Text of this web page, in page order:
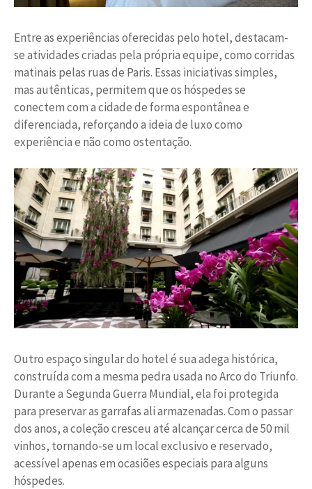
Entre as experiências oferecidas pelo hotel, destacam-
se atividades criadas pela própria equipe, como corridas
matinais pelas ruas de Paris. Essas iniciativas simples,
mas autênticas, permitem que os hóspedes se
conectem com a cidade de forma espontânea e
diferenciada, reforçando a ideia de luxo como
experiência e não como ostentação.
Outro espaço singular do hotel é sua adega histórica,
construída com a mesma pedra usada no Arco do Triunfo.
Durante a Segunda Guerra Mundial, ela foi protegida
para preservar as garrafas ali armazenadas. Com o passar
dos anos, a coleção cresceu até alcançar cerca de 50 mil
vinhos, tornando-se um local exclusivo e reservado,
acessível apenas em ocasiões especiais para alguns
hóspedes.